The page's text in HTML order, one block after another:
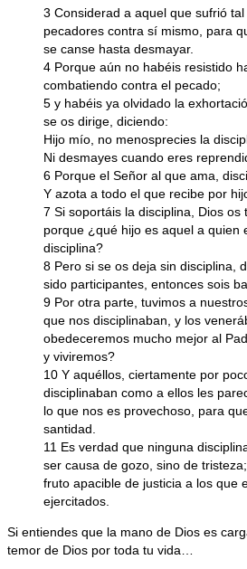
3 Considerad a aquel que sufrió
pecadores contra sí mismo, para
se canse hasta desmayar.
4 Porque aún no habéis resistido
combatiendo contra el pecado;
5 y habéis ya olvidado la
se os dirige, diciendo:
Hijo mío, no menosprecies la
Ni desmayes cuando eres
6 Porque el Señor al que ama,
Y azota a todo el que recibe por
7 Si soportáis la disciplina, Dios os
porque ¿qué hijo es aquel a quien
disciplina?
8 Pero si se os deja sin disciplina,
sido participantes, entonces sois
9 Por otra parte, tuvimos a
que nos disciplinaban, y los
obedeceremos mucho mejor al
y viviremos?
10 Y aquéllos, ciertamente por
disciplinaban como a ellos les
lo que nos es provechoso, para
santidad.
11 Es verdad que ninguna
ser causa de gozo, sino de
fruto apacible de justicia a los que
ejercitados.
Si entiendes que la mano de Dios es
temor de Dios por toda tu vida…